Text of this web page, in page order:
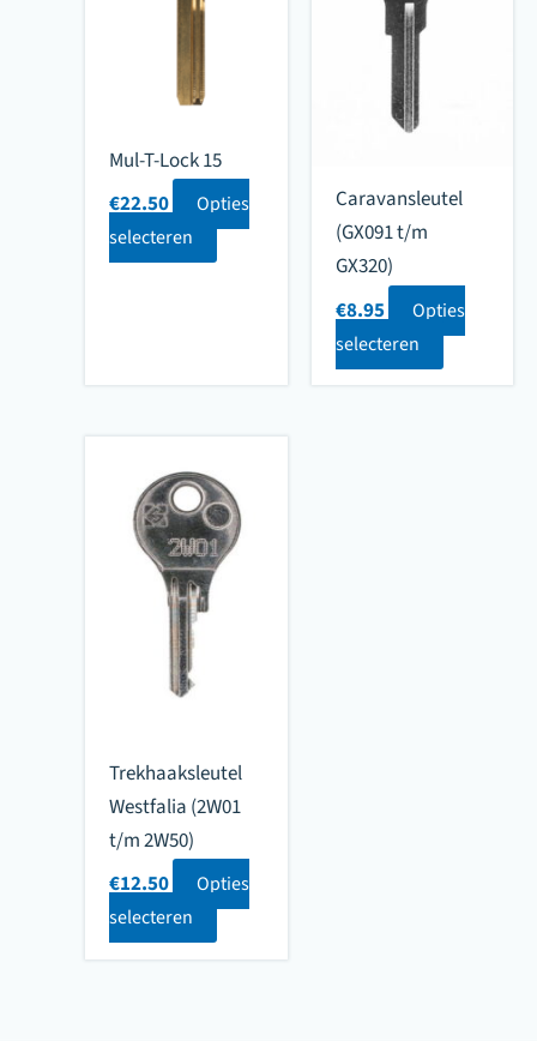
Mul-T-Lock 15
€22.50
Opties
selecteren
Caravansleutel
(GX091 t/m
GX320)
€8.95
Opties
selecteren
Trekhaaksleutel
Westfalia (2W01
t/m 2W50)
€12.50
Opties
selecteren